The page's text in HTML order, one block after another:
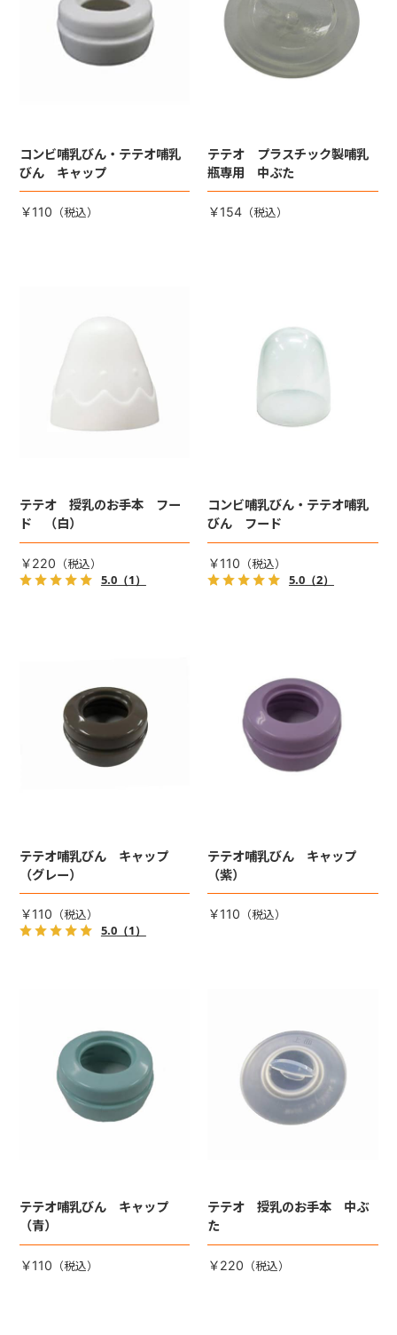
コンビ哺乳びん・テテオ哺乳
びん キャップ
￥110
テテオ プラスチック製哺乳
瓶専用 中ぶた
￥154
テテオ 授乳のお手本 フー
ド （白）
￥220
5.0（1）
コンビ哺乳びん・テテオ哺乳
びん フード
￥110
5.0（2）
テテオ哺乳びん キャップ
（グレー）
￥110
5.0（1）
テテオ哺乳びん キャップ
（紫）
￥110
テテオ哺乳びん キャップ
（青）
￥110
テテオ 授乳のお手本 中ぶ
た
￥220